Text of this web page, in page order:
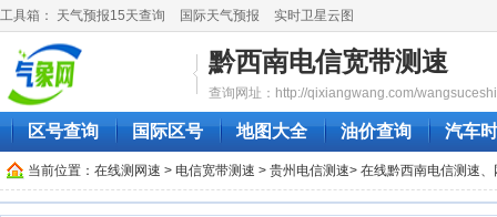
工具箱： 天气预报15天查询 国际天气预报 实时卫星云图
黔西南电信宽带测速
查询网址：http://qixiangwang.com/
区号查询 国际区号 地图大全 油价查询 汽车
当前位置： 在线测网速 > 电信宽带测速 > 贵州电信测速> 在线黔西南电信测速